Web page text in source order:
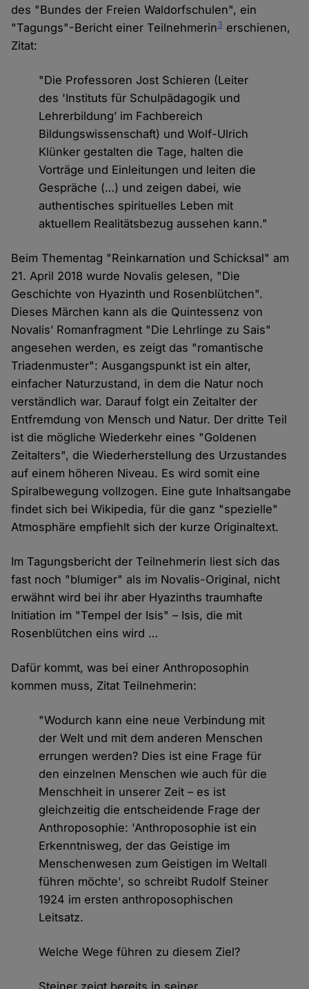
des "Bundes der Freien Waldorfschulen", ein
"Tagungs"-Bericht einer Teilnehmerin3 erschienen,
Zitat:
"Die Professoren Jost Schieren (Leiter
des 'Instituts für Schulpädagogik und
Lehrerbildung’ im Fachbereich
Bildungswissenschaft) und Wolf-Ulrich
Klünker gestalten die Tage, halten die
Vorträge und Einleitungen und leiten die
Gespräche (…) und zeigen dabei, wie
authentisches spirituelles Leben mit
aktuellem Realitätsbezug aussehen kann."
Beim Thementag "Reinkarnation und Schicksal" am
21. April 2018 wurde Novalis gelesen, "Die
Geschichte von Hyazinth und Rosenblütchen".
Dieses Märchen kann als die Quintessenz von
Novalis’ Romanfragment "Die Lehrlinge zu Sais"
angesehen werden, es zeigt das "romantische
Triadenmuster": Ausgangspunkt ist ein alter,
einfacher Naturzustand, in dem die Natur noch
verständlich war. Darauf folgt ein Zeitalter der
Entfremdung von Mensch und Natur. Der dritte Teil
ist die mögliche Wiederkehr eines "Goldenen
Zeitalters", die Wiederherstellung des Urzustandes
auf einem höheren Niveau. Es wird somit eine
Spiralbewegung vollzogen. Eine gute Inhaltsangabe
findet sich bei Wikipedia, für die ganz "spezielle"
Atmosphäre empfiehlt sich der kurze Originaltext.
Im Tagungsbericht der Teilnehmerin liest sich das
fast noch "blumiger" als im Novalis-Original, nicht
erwähnt wird bei ihr aber Hyazinths traumhafte
Initiation im "Tempel der Isis" – Isis, die mit
Rosenblütchen eins wird …
Dafür kommt, was bei einer Anthroposophin
kommen muss, Zitat Teilnehmerin:
"Wodurch kann eine neue Verbindung mit
der Welt und mit dem anderen Menschen
errungen werden? Dies ist eine Frage für
den einzelnen Menschen wie auch für die
Menschheit in unserer Zeit – es ist
gleichzeitig die entscheidende Frage der
Anthroposophie: 'Anthroposophie ist ein
Erkenntnisweg, der das Geistige im
Menschenwesen zum Geistigen im Weltall
führen möchte', so schreibt Rudolf Steiner
1924 im ersten anthroposophischen
Leitsatz.
Welche Wege führen zu diesem Ziel?